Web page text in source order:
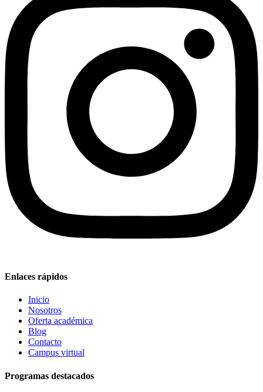
Enlaces rápidos
Inicio
Nosotros
Oferta académica
Blog
Contacto
Campus virtual
Programas destacados